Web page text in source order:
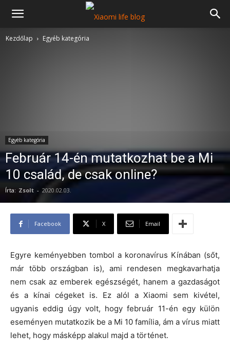
Kezdőlap Egyéb kategória
Egyéb kategória
Február 14-én mutatkozhat be a Mi
10 család, de csak online?
Írta: Zsolt - 2020.02.03.
Facebook X Email
Egyre keményebben tombol a koronavírus Kínában (sőt,
már több országban is), ami rendesen megkavarhatja
nem csak az emberek egészségét, hanem a gazdaságot
és a kínai cégeket is. Ez alól a Xiaomi sem kivétel,
ugyanis eddig úgy volt, hogy február 11-én egy külön
eseményen mutatkozik be a Mi 10 família, ám a vírus miatt
lehet, hogy másképp alakul majd a történet.